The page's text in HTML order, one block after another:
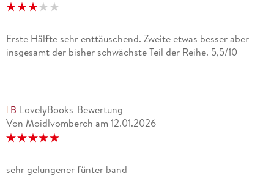
Erste Hälfte sehr enttäuschend. Zweite etwas besser aber
insgesamt der bisher schwächste Teil der Reihe. 5,5/10
LovelyBooks-Bewertung
Von Moidlvomberch am 12.01.2026
sehr gelungener fünter band